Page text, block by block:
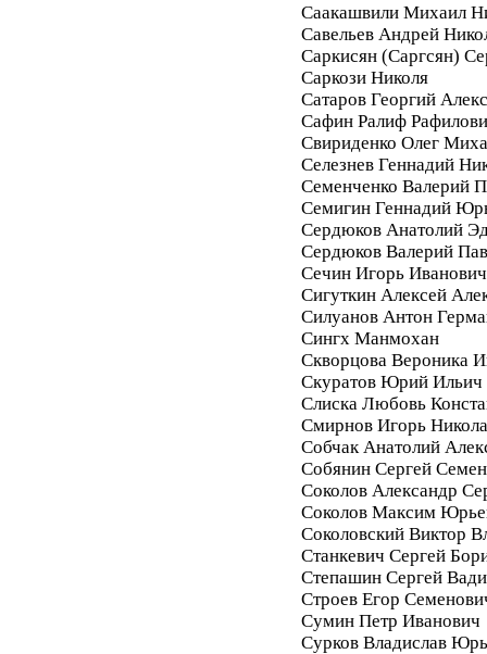
Саакашвили Михаил
Савельев Андрей
Саркисян (Саргсян)
Саркози Николя
Сатаров Георгий
Сафин Ралиф
Свириденко Олег
Селезнев Геннадий
Семенченко Валерий
Семигин Геннадий
Сердюков Анатолий
Сердюков Валерий
Сечин Игорь Иванович
Сигуткин Алексей
Силуанов Антон
Сингх Манмохан
Скворцова Вероника
Скуратов Юрий Ильич
Слиска Любовь
Смирнов Игорь
Собчак Анатолий
Собянин Сергей
Соколов Александр
Соколов Максим
Соколовский Виктор
Станкевич Сергей
Степашин Сергей
Строев Егор
Сумин Петр Иванович
Сурков Владислав